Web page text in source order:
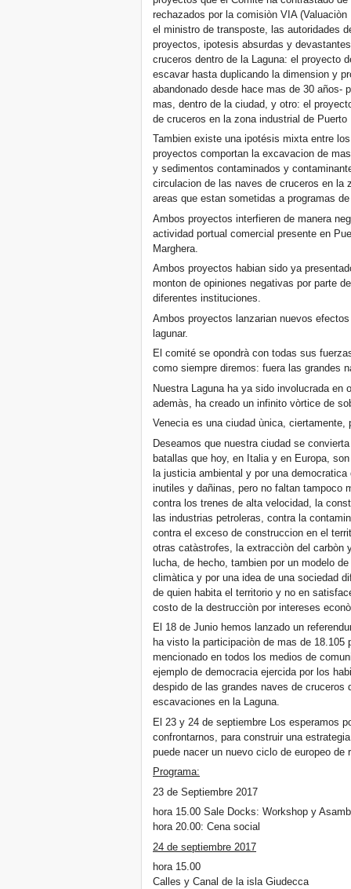
rechazados por la comisiòn VIA
el ministro de transposte, las autoridades
proyectos, ipotesis absurdas y
cruceros dentro de la Laguna: el proyecto
escavar hasta duplicando la dimension y
abandonado desde hace mas de 30 años-
mas, dentro de la ciudad, y otro: el
de cruceros en la zona industrial de Puerto
Tambien existe una ipotésis mixta entre
proyectos comportan la excavacion de
y sedimentos contaminados y
circulacion de las naves de cruceros en la
areas que estan sometidas a programas
Ambos proyectos interfieren de manera
actividad portual comercial presente en
Marghera.
Ambos proyectos habian sido ya
monton de opiniones negativas por parte
diferentes instituciones.
Ambos proyectos lanzarian nuevos
lagunar.
El comité se opondrà con todas sus
como siempre diremos: fuera las grandes
Nuestra Laguna ha ya sido involucrada en
ademàs, ha creado un infinito vòrtice de
Venecia es una ciudad ùnica,
Deseamos que nuestra ciudad se
batallas que hoy, en Italia y en Europa,
la justicia ambiental y por una
inutiles y dañinas, pero no faltan tampoco
contra los trenes de alta velocidad, la
las industrias petroleras, contra la
contra el exceso de construccion en el
otras catàstrofes, la extracciòn del carbòn
lucha, de hecho, tambien por un modelo
climàtica y por una idea de una sociedad
de quien habita el territorio y no en
costo de la destrucciòn por intereses
El 18 de Junio hemos lanzado un
ha visto la participaciòn de mas de
mencionado en todos los medios de
ejemplo de democracia ejercida por los
despido de las grandes naves de cruceros
escavaciones en la Laguna.
El 23 y 24 de septiembre Los esperamos
confrontarnos, para construir una
puede nacer un nuevo ciclo de europeo de
Programa:
23 de Septiembre 2017
hora 15.00 Sale Docks: Workshop y
hora 20.00: Cena social
24 de septiembre 2017
hora 15.00
Calles y Canal de la isla Giudecca